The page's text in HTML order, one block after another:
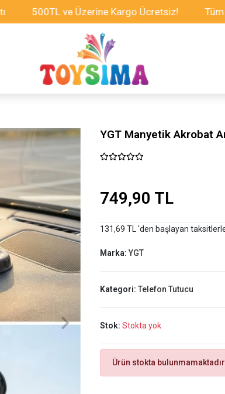
500TL ve Üzerine Kargo Ücretsiz! Tüm
YGT Manyetik Akrobat
749,90 TL
131,69 TL 'den başlayan
Marka:YGT
Kategori: Telefon Tutucu
Stok: Stokta yok
Ürün stokta